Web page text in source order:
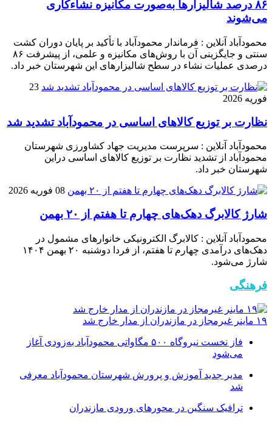
۸۶ درصد شالیزارها به‌صورت مکانیزه نشاءکاری
می‌شوند
محمودآباد آنلاین : فرماندار محمودآباد با تأکید بر پایان دوران کشت
سنتی و جایگزینی آن با روش‌های مکانیزه و علمی، از پیشرفت ۸۶
درصدی عملیات نشاء در سطح شالیزارهای این شهرستان خبر داد.
23
فوریه 2026
نظارت بر توزیع کالا‌های اساسی در محمودآباد تشدید شد
محمودآباد آنلاین : سرپرست مدیریت جهاد کشاورزی شهرستان
محمودآباد از تشدید نظارت بر توزیع کالا‌های اساسی دراین
شهرستان خبر داد.
08 فوریه 2026
شارژ کالابرگ دهک‌های چهارم تا هفتم از ۲۰ بهمن
محمودآباد آنلاین : کالابرگ الکترونیکی خانوار‌های مشمول در
دهک‌های درآمدی چهارم تا هفتم، از فردا دوشنبه ۲۰ بهمن ۱۴۰۴
شارژ می‌شود.
فرهنگی
۱۹ ماینر غیرمجاز در مازندران از مدار خارج شد
فاز نخست نیروگاه ۵۰۰ مگاواتی محمودآباد به‌زودی آغاز
می‌شود
مدیر جدید آموزش و پرورش شهرستان محمودآباد معرفی
شد
ترافیک سنگین در محور‌های ورودی مازندران